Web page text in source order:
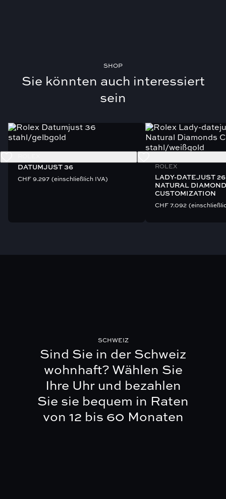
SHOP
Sie könnten auch interessiert
sein
DATUMJUST 36
CHF9.297 (einschließlich IVA)
ROLEX
LADY-DATEJUST
NATURAL
CUSTOMIZATION
CHF7.092
SCHWEIZ
Sind Sie in der Schweiz
wohnhaft? Wählen Sie
Ihre Uhr und bezahlen
Sie sie bequem in Raten
von 12 bis 60 Monaten